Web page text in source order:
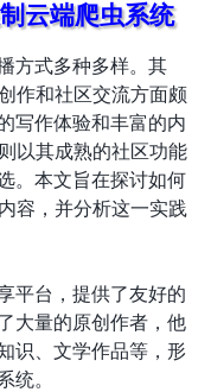
云端爬虫系统
方式多种多样。其
作和社区交流方面颇
写作体验和丰富的内
以其成熟的社区功能
。本文旨在探讨如何
容，并分析这一实践
平台，提供了友好的
大量的原创作者，他
识、文学作品等，形
统。